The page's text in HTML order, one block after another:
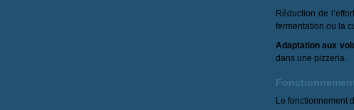
Réduction de
fermentation ou la
Adaptation aux
dans une pizzeria.
Le fonctionnement